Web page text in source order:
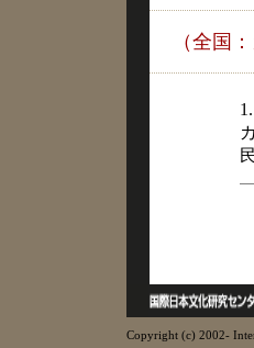
（全国
1.
Copyright (c) 2002-